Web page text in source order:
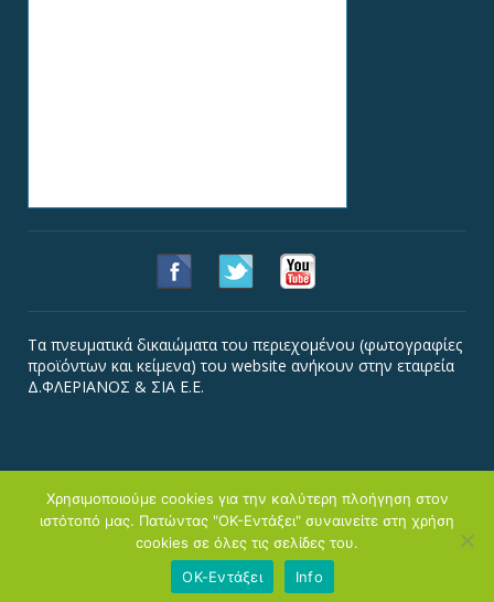
Τα πνευματικά δικαιώματα του περιεχομένου (φωτογραφίες
προϊόντων και κείμενα) του website ανήκουν στην εταιρεία
Δ.ΦΛΕΡΙΑΝΟΣ & ΣΙΑ Ε.Ε.
Copyright © Φλεριανός
Εταιρεία Κατάστημα Προϊόντα
Νέα-Media Επικοινωνία
Χρησιμοποιούμε cookies για την καλύτερη πλοήγηση στον
ιστότοπό μας. Πατώντας "ΟΚ-Εντάξει" συναινείτε στη χρήση
cookies σε όλες τις σελίδες του.
ΟΚ-Εντάξει
Info